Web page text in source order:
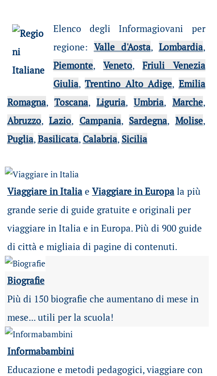
Elenco degli Informagiovani per
regione: Valle d'Aosta, Lombardia,
Piemonte, Veneto,Friuli Venezia
Giulia,Trentino Alto Adige, Emilia
Romagna, Toscana,Liguria,Umbria, Marche,
Abruzzo,Lazio, Campania, Sardegna, Molise,
Puglia, Basilicata, Calabria, Sicilia
Viaggiare in Italiae Viaggiare in Europala più
grande serie di guide gratuite e originali per
viaggiare in Italia e in Europa. Più di 900 guide
di città e migliaia di pagine di contenuti.
Biografie
Più di 150 biografie che aumentano di mese in
mese... utili per la scuola!
Informabambini
Educazione e metodi pedagogici, viaggiare con